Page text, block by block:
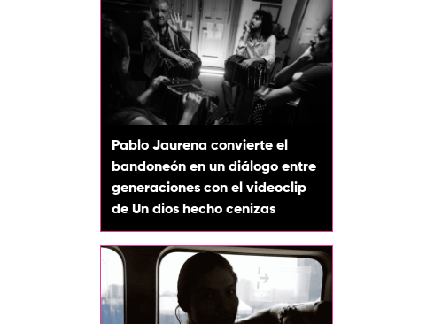
Pablo Jaurena convierte el
bandoneón en un diálogo entre
generaciones con el videoclip
de Un dios hecho cenizas